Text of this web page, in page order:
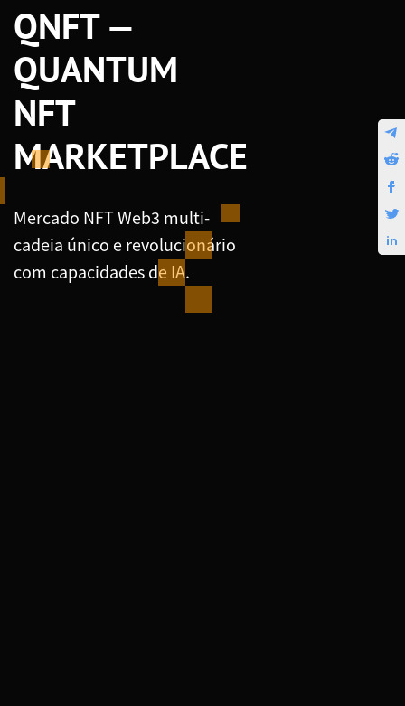
QNFT —
QUANTUM
NFT
MARKETPLACE
Mercado NFT Web3 multi-
cadeia único e revolucionário
com capacidades de IA.